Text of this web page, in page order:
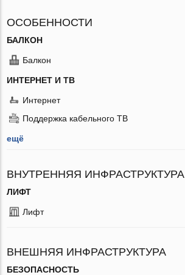
ОСОБЕННОСТИ
БАЛКОН
Балкон
ИНТЕРНЕТ И ТВ
Интернет
Поддержка кабельного ТВ
ещё
ВНУТРЕННЯЯ ИНФРАСТРУКТУРА
ЛИФТ
Лифт
ВНЕШНЯЯ ИНФРАСТРУКТУРА
БЕЗОПАСНОСТЬ